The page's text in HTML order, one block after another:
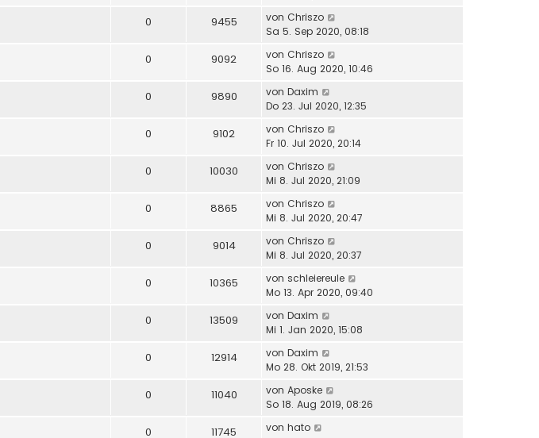
0 9455 von Chriszo
Sa 5. Sep 2020, 08:18
0 9092 von Chriszo
So 16. Aug 2020, 10:46
0 9890 von Daxim
Do 23. Jul 2020, 12:35
0 9102 von Chriszo
Fr 10. Jul 2020, 20:14
0 10030 von Chriszo
Mi 8. Jul 2020, 21:09
0 8865 von Chriszo
Mi 8. Jul 2020, 20:47
0 9014 von Chriszo
Mi 8. Jul 2020, 20:37
0 10365 von schleiereule
Mo 13. Apr 2020, 09:40
0 13509 von Daxim
Mi 1. Jan 2020, 15:08
0 12914 von Daxim
Mo 28. Okt 2019, 21:53
0 11040 von Aposke
So 18. Aug 2019, 08:26
0 11745 von hato